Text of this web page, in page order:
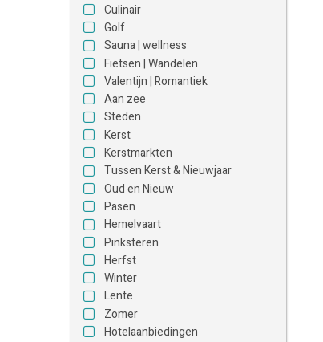
Culinair
Golf
Sauna | wellness
Fietsen | Wandelen
Valentijn | Romantiek
Aan zee
Steden
Kerst
Kerstmarkten
Tussen Kerst & Nieuwjaar
Oud en Nieuw
Pasen
Hemelvaart
Pinksteren
Herfst
Winter
Lente
Zomer
Hotelaanbiedingen